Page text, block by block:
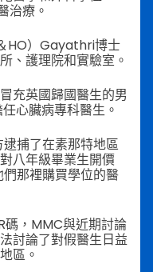
治療。
HO）Gayathri博士
、護理院和實驗室。
充英國歸國醫生的男
心臟病專科醫生。
捕了在素那特地區
八年級畢業生開價
那裡購買學位的醫
碼，MMC與近期討論
討論了對假醫生日益
區。